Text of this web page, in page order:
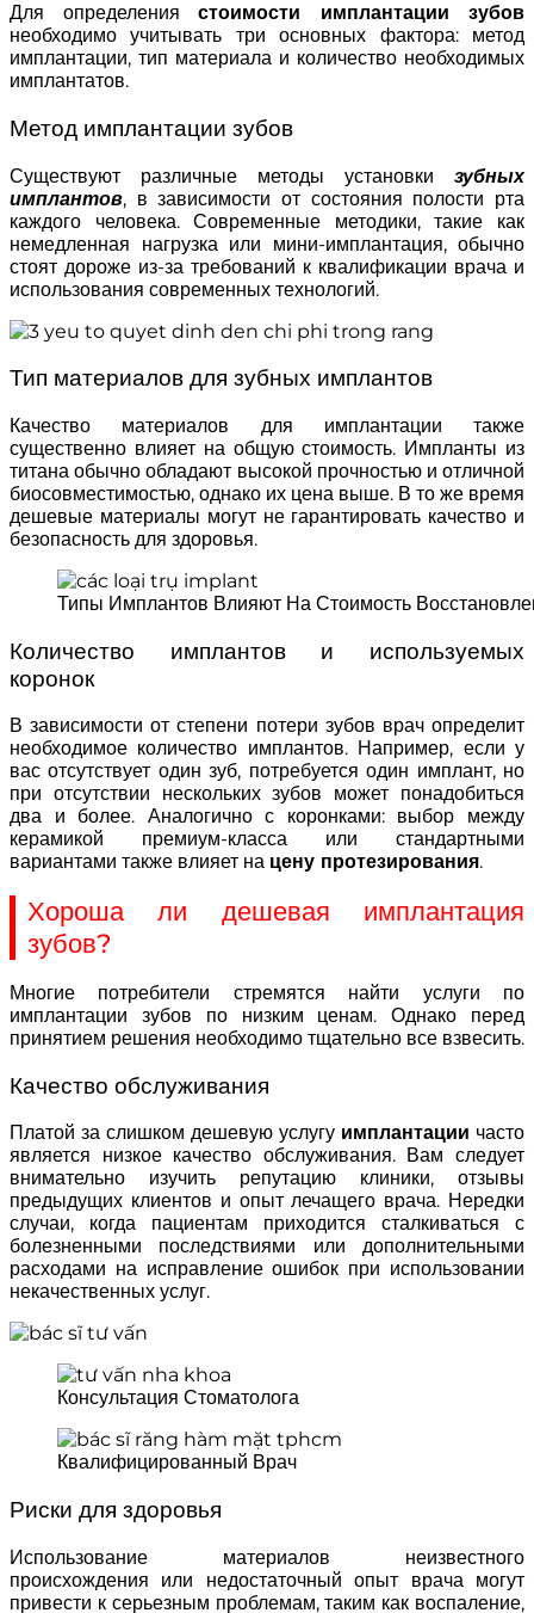
Для определения стоимости имплантации зубов
необходимо учитывать три основных фактора: метод
имплантации, тип материала и количество необходимых
имплантатов.
Метод имплантации зубов
Существуют различные методы установки зубных
имплантов, в зависимости от состояния полости рта
каждого человека. Современные методики, такие как
немедленная нагрузка или мини-имплантация, обычно
стоят дороже из-за требований к квалификации врача и
использования современных технологий.
Тип материалов для зубных имплантов
Качество материалов для имплантации также
существенно влияет на общую стоимость. Импланты из
титана обычно обладают высокой прочностью и отличной
биосовместимостью, однако их цена выше. В то же время
дешевые материалы могут не гарантировать качество и
безопасность для здоровья.
Типы Имплантов Влияют На Стоимость
Количество имплантов и используемых
коронок
В зависимости от степени потери зубов врач определит
необходимое количество имплантов. Например, если у
вас отсутствует один зуб, потребуется один имплант, но
при отсутствии нескольких зубов может понадобиться
два и более. Аналогично с коронками: выбор между
керамикой премиум-класса или стандартными
вариантами также влияет на цену протезирования.
Хороша ли дешевая имплантация
зубов?
Многие потребители стремятся найти услуги по
имплантации зубов по низким ценам. Однако перед
принятием решения необходимо тщательно все взвесить.
Качество обслуживания
Платой за слишком дешевую услугу имплантации часто
является низкое качество обслуживания. Вам следует
внимательно изучить репутацию клиники, отзывы
предыдущих клиентов и опыт лечащего врача. Нередки
случаи, когда пациентам приходится сталкиваться с
болезненными последствиями или дополнительными
расходами на исправление ошибок при использовании
некачественных услуг.
Консультация Стоматолога
Квалифицированный Врач
Риски для здоровья
Использование материалов неизвестного
происхождения или недостаточный опыт врача могут
привести к серьезным проблемам, таким как воспаление,